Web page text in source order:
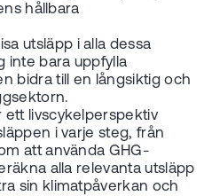
hållbara
utsläpp i alla dessa
inte bara uppfylla
bidra till en långsiktig och
ett livscykelperspektiv
i varje steg, från
att använda GHG-
alla relevanta utsläpp
sin klimatpåverkan och